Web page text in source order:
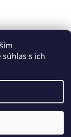
s ich